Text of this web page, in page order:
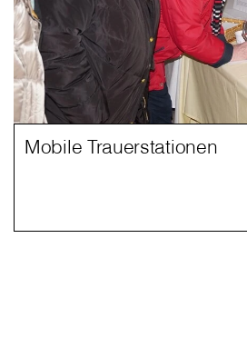
Mobile Trauerstationen